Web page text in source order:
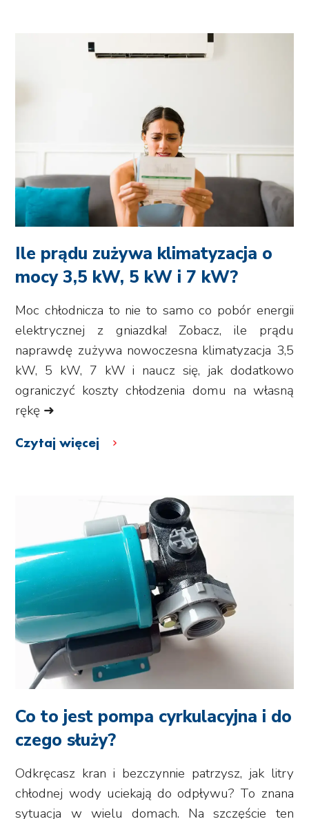
Ile prądu zużywa klimatyzacja o
mocy 3,5 kW, 5 kW i 7 kW?
Moc chłodnicza to nie to samo co pobór energii
elektrycznej z gniazdka! Zobacz, ile prądu
naprawdę zużywa nowoczesna klimatyzacja 3,5
kW, 5 kW, 7 kW i naucz się, jak dodatkowo
ograniczyć koszty chłodzenia domu na własną
rękę ➜
Czytaj więcej
Co to jest pompa cyrkulacyjna i do
czego służy?
Odkręcasz kran i bezczynnie patrzysz, jak litry
chłodnej wody uciekają do odpływu? To znana
sytuacja w wielu domach. Na szczęście ten